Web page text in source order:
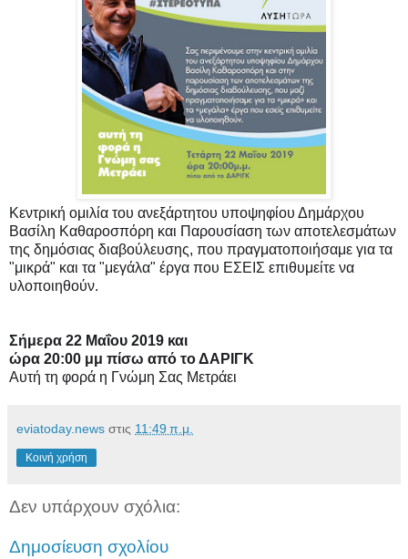
Κεντρική ομιλία του ανεξάρτητου υποψηφίου Δημάρχου
Βασίλη Καθαροσπόρη και Παρουσίαση των αποτελεσμάτων
της δημόσιας διαβούλευσης, που πραγματοποιήσαμε για τα
"μικρά" και τα "μεγάλα" έργα που ΕΣΕΙΣ επιθυμείτε να
υλοποιηθούν.
Σήμερα 22 Μαΐου 2019 και
ώρα 20:00 μμ πίσω από το ΔΑΡΙΓΚ
Αυτή τη φορά η Γνώμη Σας Μετράει
eviatoday.news στις 11:49 π.μ.
Κοινή χρήση
Δεν υπάρχουν σχόλια:
Δημοσίευση σχολίου